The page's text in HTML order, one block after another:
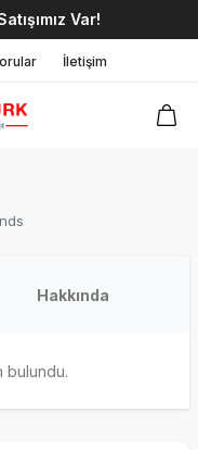
Var!
İletişim
Hakkında
bulundu.